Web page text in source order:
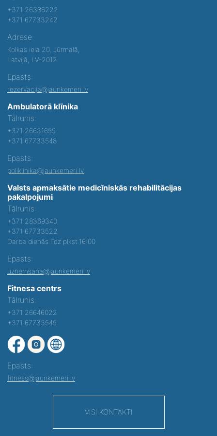
+371 26386222
+371 67733242
Adrese:
Kolkas iela 20, Jūrmalā,
Latvijā, LV-2012
Epasts:
rezervacija@jaunkemeri.lv
Ambulatorā klīnika
Tālrunis:
+371 26631659
+371 67733548
Epasts:
poliklinika@jaunkemeri.lv
Valsts apmaksātie medicīniskās rehabilitācijas
pakalpojumi
Tālrunis:
+371 28369340
+371 67733522
Darba dienās līdz plkst.16:00
Epasts:
uznemsana@jaunkemeri.lv
Fitnesa centrs
Tālrunis:
+371 26646022
+371 67733545
Epasts:
fitness@jaunkemeri.lv
VISI KONTAKTI